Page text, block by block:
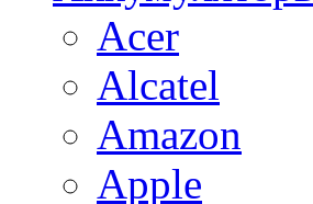
Acer
Alcatel
Amazon
Apple